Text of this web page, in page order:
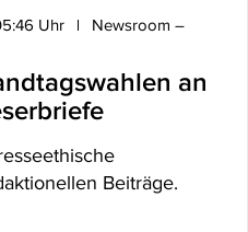
Uhr
Newsroom –
an
Beiträge.